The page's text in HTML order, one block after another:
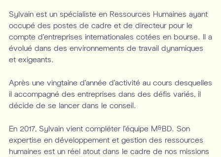
Sylvain est un spécialiste en Ressources Humaines ayant
occupé des postes de cadre et de directeur pour le
compte d’entreprises internationales cotées en bourse. Il a
évolué dans des environnements de travail dynamiques
et exigeants.
Après une vingtaine d’année d’activité au cours desquelles
il accompagné des entreprises dans des défis variés, il
décide de se lancer dans le conseil.
En 2017, Sylvain vient compléter l’équipe M&BD. Son
expertise en développement et gestion des ressources
humaines est un réel atout dans le cadre de nos missions